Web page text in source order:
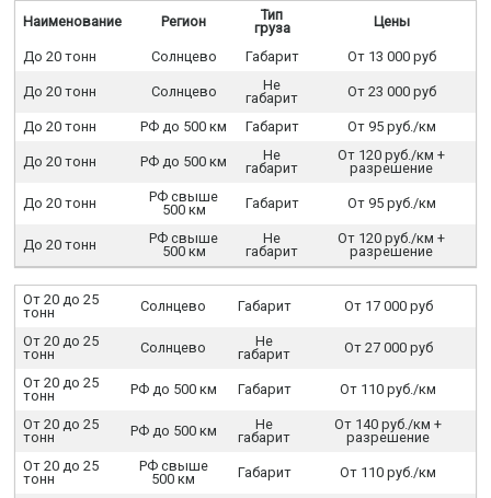
Наименование Регион
Тип
груза
Цены
До 20 тонн Солнцево Габарит От 13 000 руб
До 20 тонн Солнцево
Не
габарит
От 23 000 руб
До 20 тонн РФ до 500 км Габарит От 95 руб./км
До 20 тонн РФ до 500 км
Не
габарит
От 120 руб./км +
разрешение
До 20 тонн
РФ свыше
500 км
Габарит От 95 руб./км
До 20 тонн
РФ свыше
500 км
Не
габарит
От 120 руб./км +
разрешение
От 20 до 25
тонн
Солнцево Габарит От 17 000 руб
От 20 до 25
тонн
Солнцево
Не
габарит
От 27 000 руб
От 20 до 25
тонн
РФ до 500 км Габарит От 110 руб./км
От 20 до 25
тонн
РФ до 500 км
Не
габарит
От 140 руб./км +
разрешение
От 20 до 25
тонн
РФ свыше
500 км
Габарит От 110 руб./км